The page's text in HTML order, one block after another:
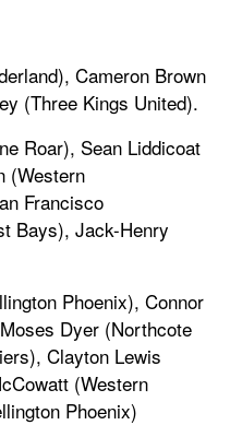
Cameron Brown
(Three Kings United).
Roar), Sean Liddicoat
(Western
Francisco
Bays), Jack-Henry
Phoenix), Connor
Dyer (Northcote
Clayton Lewis
(Western
Phoenix)